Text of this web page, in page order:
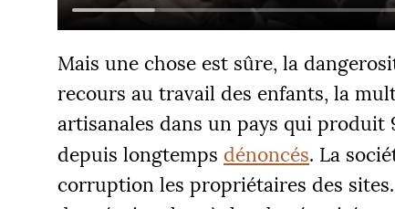
Mais une chose est sûre, la
recours au travail des enfants, la
artisanales dans un pays qui produit
depuis longtemps dénoncés. La
corruption les propriétaires des